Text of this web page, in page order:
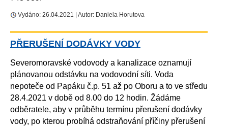
Vydáno: 26.04.2021 | Autor: Daniela Horutova
PŘERUŠENÍ DODÁVKY VODY
Severomoravské vodovody a kanalizace oznamují
plánovanou odstávku na vodovodní síti. Voda
nepoteče od Papáku č.p. 51 až po Oboru a to ve středu
28.4.2021 v době od 8.00 do 12 hodin. Žádáme
odběratele, aby v průběhu termínu přerušení dodávky
vody, po kterou probíhá odstraňování příčiny přerušení